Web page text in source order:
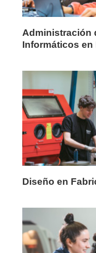
Administración
Informáticos en
Diseño en